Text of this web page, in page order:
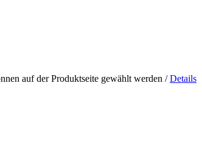
auf der Produktseite gewählt werden / Details